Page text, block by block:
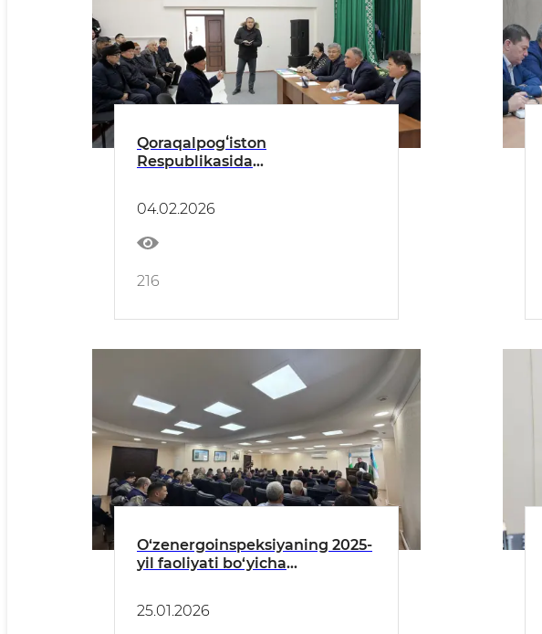
Qoraqalpogʻiston
Respublikasida
qabul oʻtkazildi
04.02.2026
216
O‘zenergoinspeksiyaning 2025-
yil faoliyati bo‘yicha
25.01.2026